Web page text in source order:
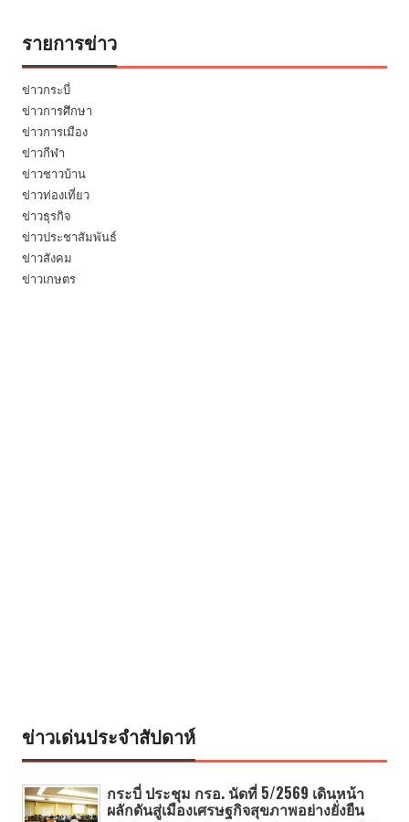
รายการข่าว
ข่าวกระบี่
ข่าวการศึกษา
ข่าวการเมือง
ข่าวกีฬา
ข่าวชาวบ้าน
ข่าวท่องเที่ยว
ข่าวธุรกิจ
ข่าวประชาสัมพันธ์
ข่าวสังคม
ข่าวเกษตร
ข่าวเด่นประจำสัปดาห์
กระบี่ ประชุม กรอ. นัดที่ 5/2569 เดินหน้า
ผลักดันสู่เมืองเศรษฐกิจสุขภาพอย่างยั่งยืน